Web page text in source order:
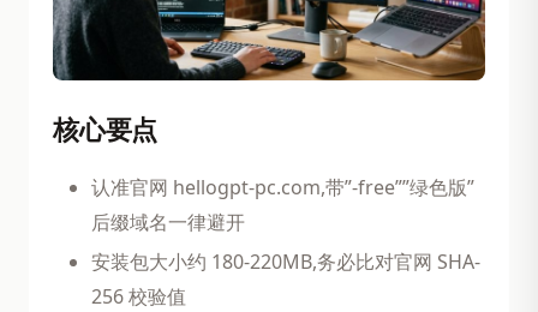
核心要点
认准官网 hellogpt-pc.com,带”-free””绿色版”
后缀域名一律避开
安装包大小约 180-220MB,务必比对官网 SHA-
256 校验值